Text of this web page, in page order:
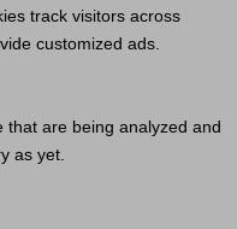
track visitors across
customized ads.
are being analyzed and
as yet.